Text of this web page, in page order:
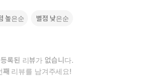
높은순 별점 낮은순
록된 리뷰가 없습니다.
째 리뷰를 남겨주세요!